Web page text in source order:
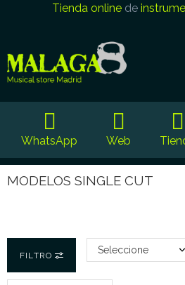
Tienda onlinede
WhatsApp Web
MODELOS SINGLE CUT
FILTRO Seleccione